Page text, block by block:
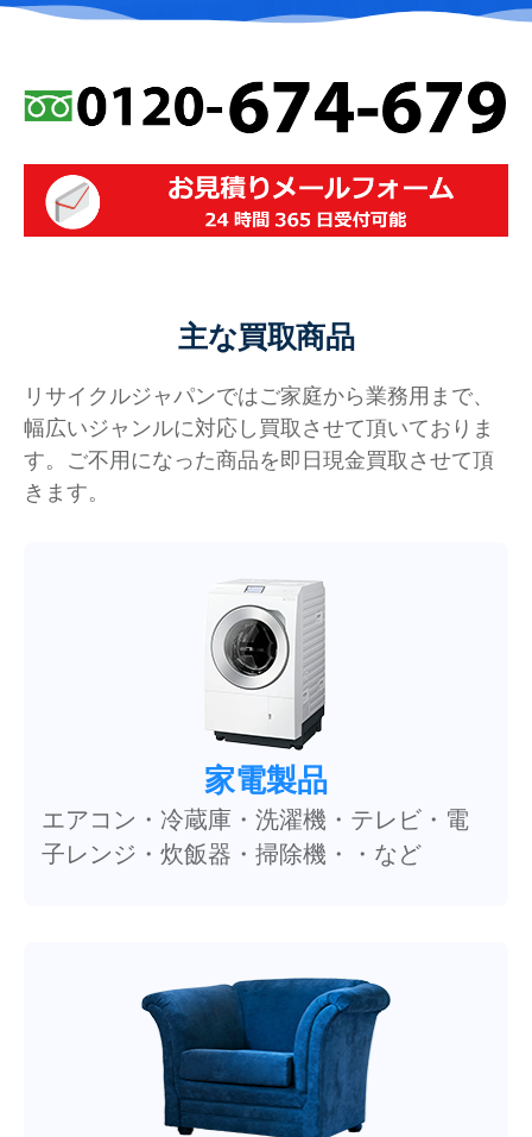
主な買取商品
リサイクルジャパンではご家庭から業務用まで、
幅広いジャンルに対応し買取させて頂いておりま
す。ご不用になった商品を即日現金買取させて頂
きます。
家電製品
エアコン・冷蔵庫・洗濯機・テレビ・電
子レンジ・炊飯器・掃除機・・など